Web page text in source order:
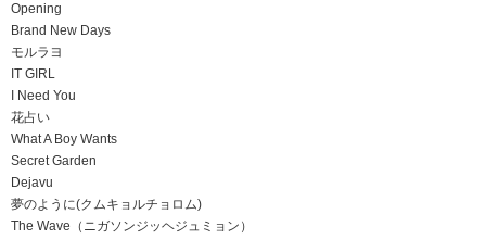
Opening
Brand New Days
モルラヨ
IT GIRL
I Need You
花占い
What A Boy Wants
Secret Garden
Dejavu
夢のように(クムキョルチョロム)
The Wave（ニガソンジッヘジュミョン）